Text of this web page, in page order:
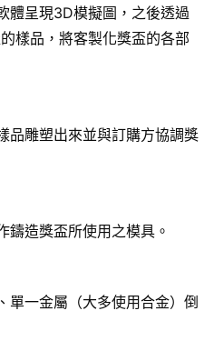
體呈現3D模擬圖，之後透過
樣品，將客製化獎盃的各部
品雕塑出來並與訂購方協調獎
鑄造獎盃所使用之模具。
單一金屬（大多使用合金）倒